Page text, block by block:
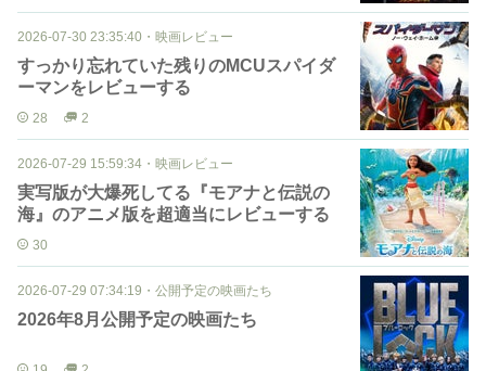
2026-07-30 23:35:40 ・ 映画レビュー
すっかり忘れていた残りのMCUスパイダ
ーマンをレビューする
28 2
2026-07-29 15:59:34 ・ 映画レビュー
実写版が大爆死してる『モアナと伝説の
海』のアニメ版を超適当にレビューする
30
2026-07-29 07:34:19 ・ 公開予定の映画たち
2026年8月公開予定の映画たち